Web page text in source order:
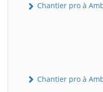
Chantier pro à
Chantier pro à